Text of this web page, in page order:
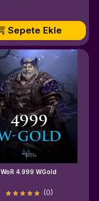
Sepete Ekle
WoR 4.999 WGold
(0)